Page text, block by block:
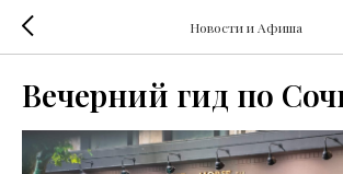
Новости и Афиша
Вечерний гид по